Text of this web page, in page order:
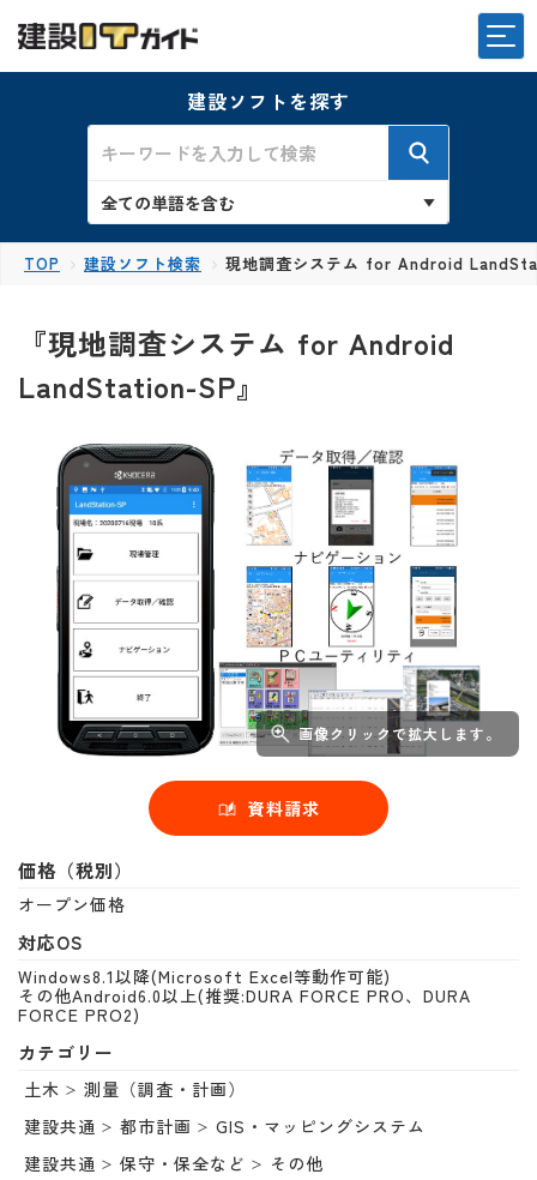
建設ソフトを探す
TOP 建設ソフト検索 現地調査システム for Android
『現地調査システム for Android
LandStation-SP』
画像クリックで拡大します。
資料請求
価格（税別）
オープン価格
対応OS
Windows8.1以降(Microsoft Excel等動作可能)
その他Android6.0以上(推奨:DURA FORCE PRO、DURA
FORCE PRO2)
カテゴリー
土木
測量（調査・計画）
建設共通
都市計画
GIS・マッピングシステム
建設共通
保守・保全など
その他